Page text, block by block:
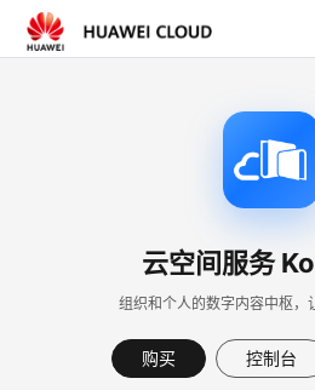
云空间服务
组织和个人的数字内容中枢，
购买 控制台